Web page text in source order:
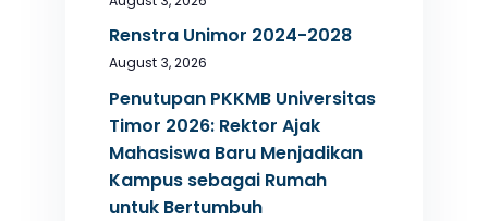
Renstra Unimor 2024-2028
August 3, 2026
Penutupan PKKMB Universitas
Timor 2026: Rektor Ajak
Mahasiswa Baru Menjadikan
Kampus sebagai Rumah
untuk Bertumbuh